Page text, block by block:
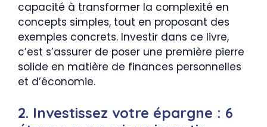
capacité à transformer la complexité en
concepts simples, tout en proposant des
exemples concrets. Investir dans ce livre,
c’est s’assurer de poser une première pierre
solide en matière de finances personnelles
et d’économie.
2. Investissez votre épargne : 6